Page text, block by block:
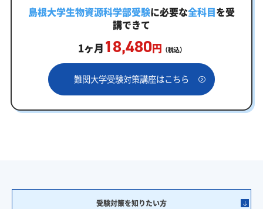
島根大学生物資源科学部受験に必要な全科目を受
講できて
1ヶ月 18,480円 （税込）
難関大学受験対策講座はこちら
受験対策を知りたい方